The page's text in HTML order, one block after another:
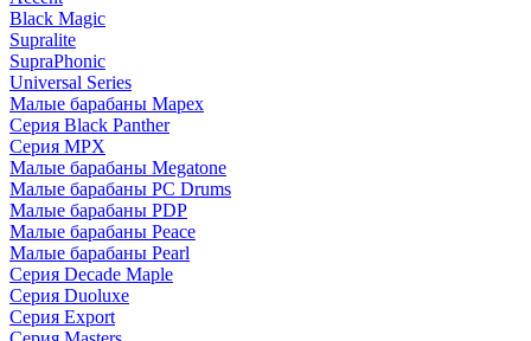
Black Magic
Supralite
SupraPhonic
Universal Series
Малые барабаны Mapex
Серия Black Panther
Серия MPX
Малые барабаны Megatone
Малые барабаны PC Drums
Малые барабаны PDP
Малые барабаны Peace
Малые барабаны Pearl
Серия Decade Maple
Серия Duoluxe
Серия Export